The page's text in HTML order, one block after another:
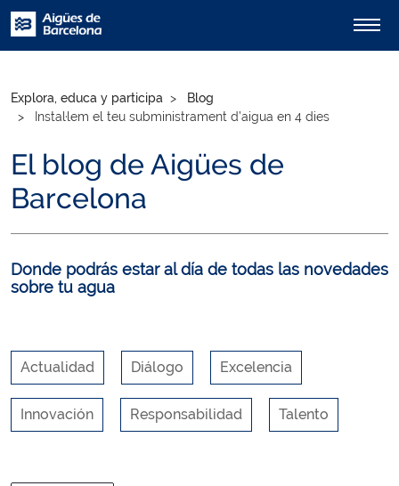
Explora, educa y participa
Blog
Instal·lem el teu subministrament d’aigua en 4 dies
El blog de Aigües de
Barcelona
Donde podrás estar al día de todas las novedades
sobre tu agua
Actualidad Diálogo Excelencia
Innovación Responsabilidad Talento